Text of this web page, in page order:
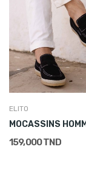
ELITO
159,000 TND